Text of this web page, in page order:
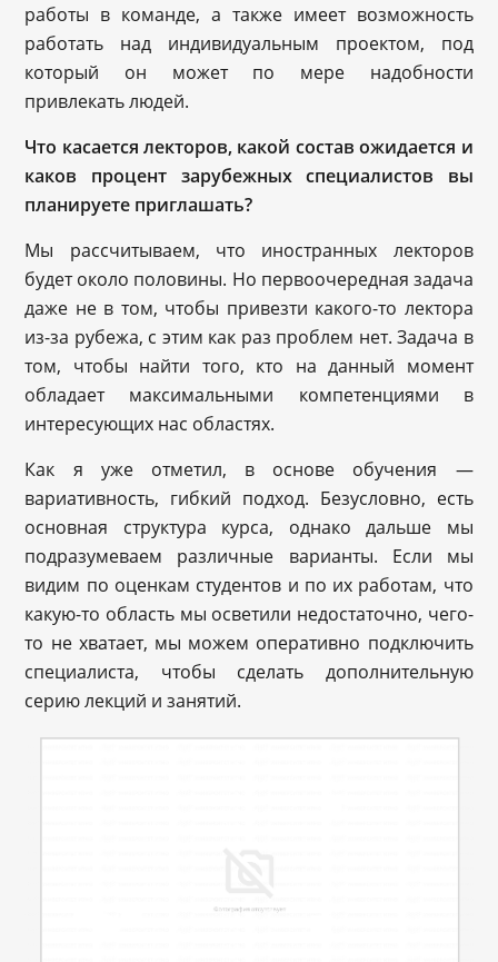
работы в команде, а также имеет возможность
работать над индивидуальным проектом, под
который он может по мере надобности
привлекать людей.
Что касается лекторов, какой состав ожидается и
каков процент зарубежных специалистов вы
планируете приглашать?
Мы рассчитываем, что иностранных лекторов
будет около половины. Но первоочередная задача
даже не в том, чтобы привезти какого-то лектора
из-за рубежа, с этим как раз проблем нет. Задача в
том, чтобы найти того, кто на данный момент
обладает максимальными компетенциями в
интересующих нас областях.
Как я уже отметил, в основе обучения —
вариативность, гибкий подход. Безусловно, есть
основная структура курса, однако дальше мы
подразумеваем различные варианты. Если мы
видим по оценкам студентов и по их работам, что
какую-то область мы осветили недостаточно, чего-
то не хватает, мы можем оперативно подключить
специалиста, чтобы сделать дополнительную
серию лекций и занятий.